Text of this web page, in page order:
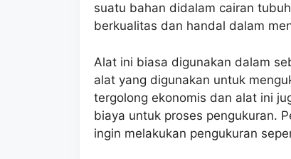
suatu bahan didalam cairan
berkualitas dan handal dalam
Alat ini biasa digunakan dalam
alat yang digunakan untuk
tergolong ekonomis dan alat ini
biaya untuk proses pengukuran.
ingin melakukan pengukuran